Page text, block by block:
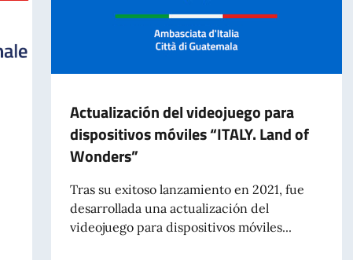
Actualización del videojuego para
dispositivos móviles “ITALY. Land of
Wonders”
Tras su exitoso lanzamiento en 2021, fue
desarrollada una actualización del
videojuego para dispositivos móviles...